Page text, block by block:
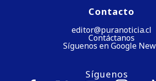
Contacto
editor@puranoticia.cl
Contáctanos
Síguenos en Google
Síguenos